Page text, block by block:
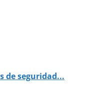
de seguridad...